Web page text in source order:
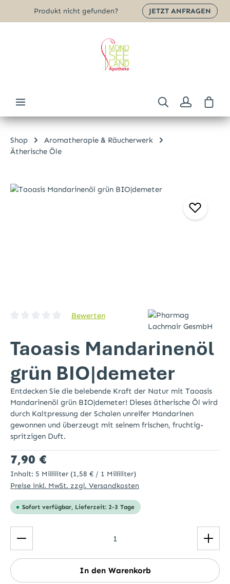
Zum Hauptinhalt springen
Produkt nicht gefunden? JETZT ANFRAGEN
Shop
Aromatherapie & Räucherwerk
Ätherische Öle
Bildergalerie überspringen
Durchschnittliche Bewertung von 0 von 5 Sternen
Bewerten
Taoasis Mandarinenöl
grün BIO|demeter
Entdecken Sie die belebende Kraft der Natur mit Taoasis
Mandarinenöl grün BIO|demeter! Dieses ätherische Öl wird
durch Kaltpressung der Schalen unreifer Mandarinen
gewonnen und überzeugt mit seinem frischen, fruchtig-
spritzigen Duft.
Regulärer Preis:
7,90 €
Inhalt: 5 Milliliter (1,58 € / 1 Milliliter)
Preise inkl. MwSt. zzgl. Versandkosten
Sofort verfügbar, Lieferzeit: 2-3 Tage
Produkt Anzahl: Gib den gewünschten Wert ein
In den Warenkorb